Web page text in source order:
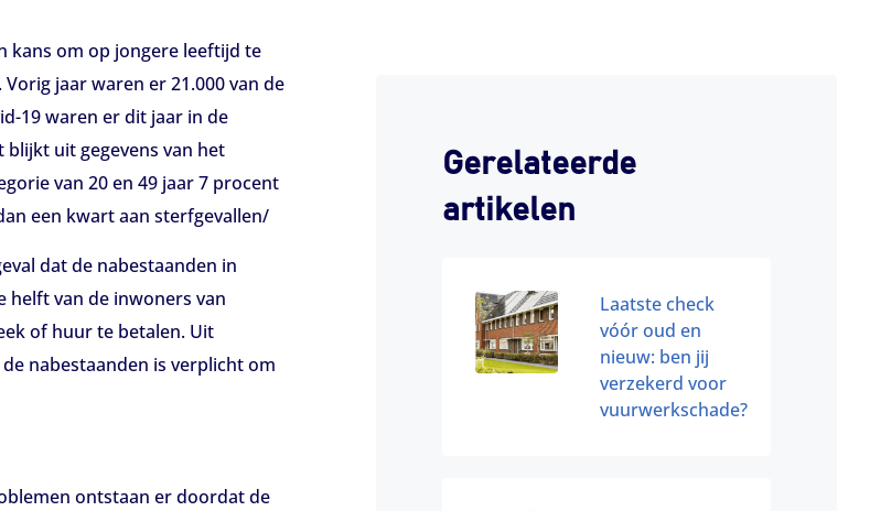
kans om op jongere leeftijd te
jaar waren er 21.000 van de
19 waren er dit jaar in de
uit gegevens van het
van 20 en 49 jaar 7 procent
een kwart aan sterfgevallen/
dat de nabestaanden in
helft van de inwoners van
of huur te betalen. Uit
nabestaanden is verplicht om
ontstaan er doordat de
Gerelateerde
artikelen
Laatste check
vóór oud en
nieuw: ben jij
verzekerd voor
vuurwerkschade?